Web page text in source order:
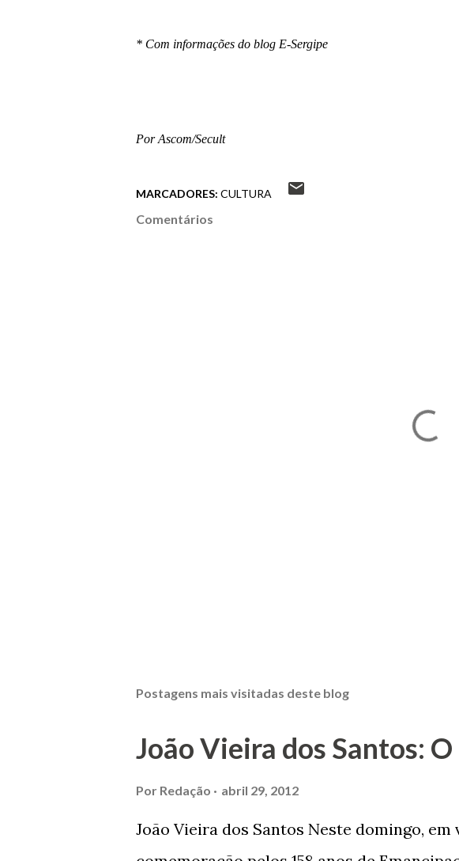
* Com informações do blog E-Sergipe
Por Ascom/Secult
MARCADORES: CULTURA
Comentários
Postagens mais visitadas deste blog
João Vieira dos Santos:
Por Redação abril 29, 2012
João Vieira dos Santos Neste domingo, em